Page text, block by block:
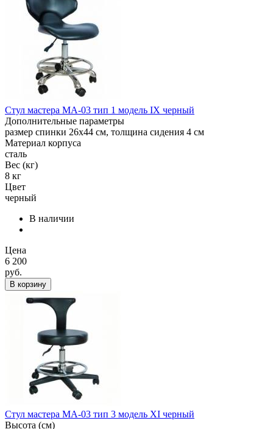
Стул мастера МА-03 тип 1 модель IX черный
Дополнительные параметры
размер спинки 26х44 см, толщина сидения 4 см
Материал корпуса
сталь
Вес (кг)
8 кг
Цвет
черный
В наличии
Цена
6 200
руб.
В корзину
Стул мастера МА-03 тип 3 модель XI черный
Высота (см)